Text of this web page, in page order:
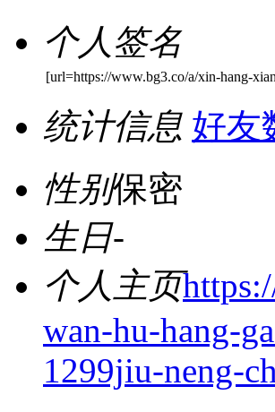
个人签名
[url=https://www.bg3.co/a/xin-hang-
统计信息 好友
性别保密
生日-
个人主页
wan-hu-hang-
1299jiu-neng-